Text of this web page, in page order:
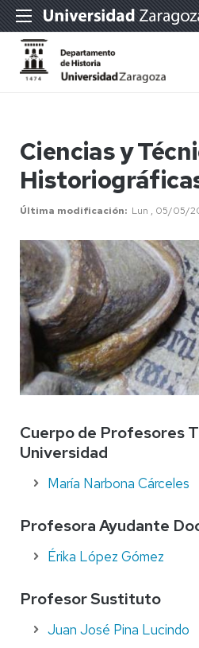
Ciencias y
Última modificación Lun , 05/05/
Cuerpo de Profesores
Universidad
María Narbona Cárceles
Profesora Ayudante
Érika López Gómez
Profesor Sustituto
Juan José Pina Lucindo